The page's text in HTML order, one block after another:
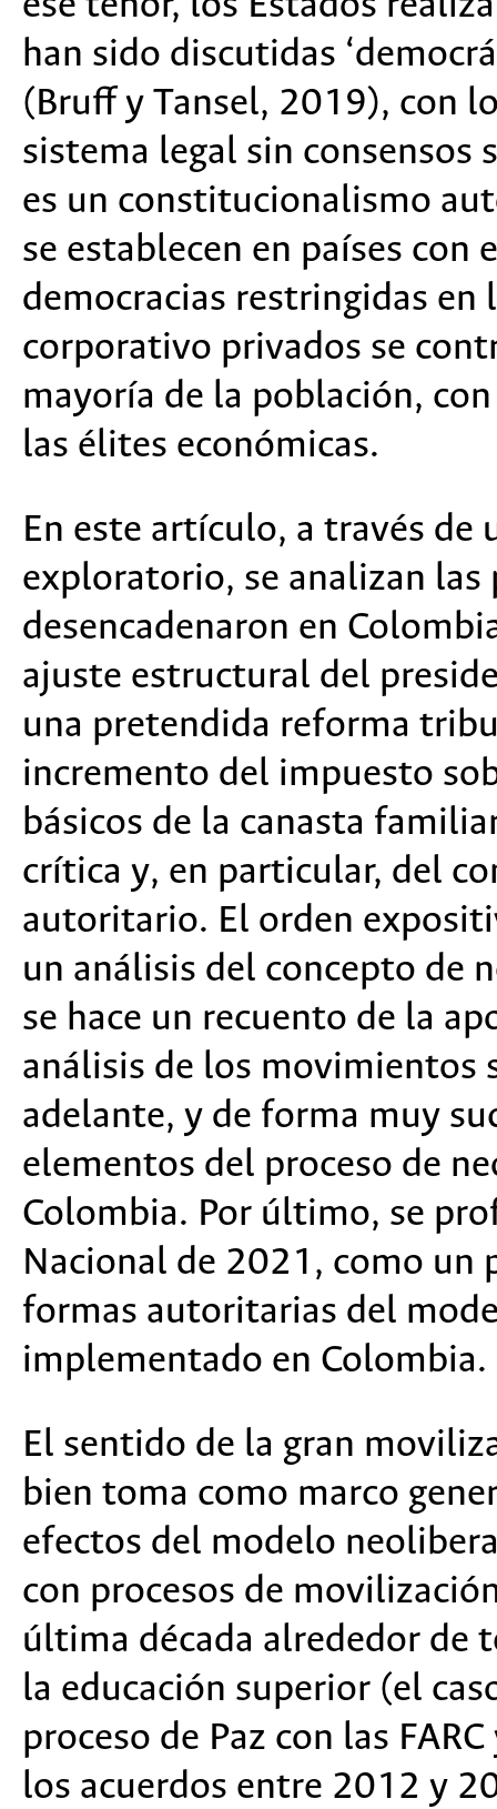
han sido discutidas
(Bruff y Tansel, 2019), con
sistema legal sin consensos
es un constitucionalismo
se establecen en países con
democracias restringidas en
corporativo privados se
mayoría de la población,
las élites económicas.
En este artículo, a través de
exploratorio, se analizan las
desencadenaron en
ajuste estructural del
una pretendida reforma
incremento del impuesto
básicos de la canasta
crítica y, en particular, del
autoritario. El orden
un análisis del concepto de
se hace un recuento de la
análisis de los movimientos
adelante, y de forma muy
elementos del proceso de
Colombia. Por último, se
Nacional de 2021, como un
formas autoritarias del
implementado en Colombia.
El sentido de la gran
bien toma como marco
efectos del modelo
con procesos de
última década alrededor de
la educación superior (el
proceso de Paz con las
los acuerdos entre 2012 y